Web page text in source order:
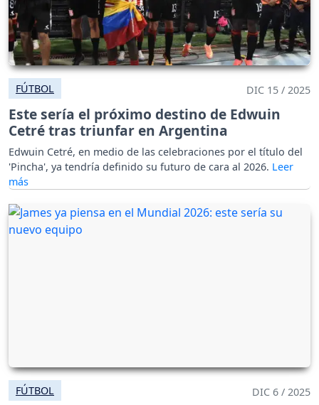
FÚTBOL DIC 15 / 2025
Este sería el próximo destino de Edwuin
Cetré tras triunfar en Argentina
Edwuin Cetré, en medio de las celebraciones por el título del
'Pincha', ya tendría definido su futuro de cara al 2026.
FÚTBOL DIC 6 / 2025